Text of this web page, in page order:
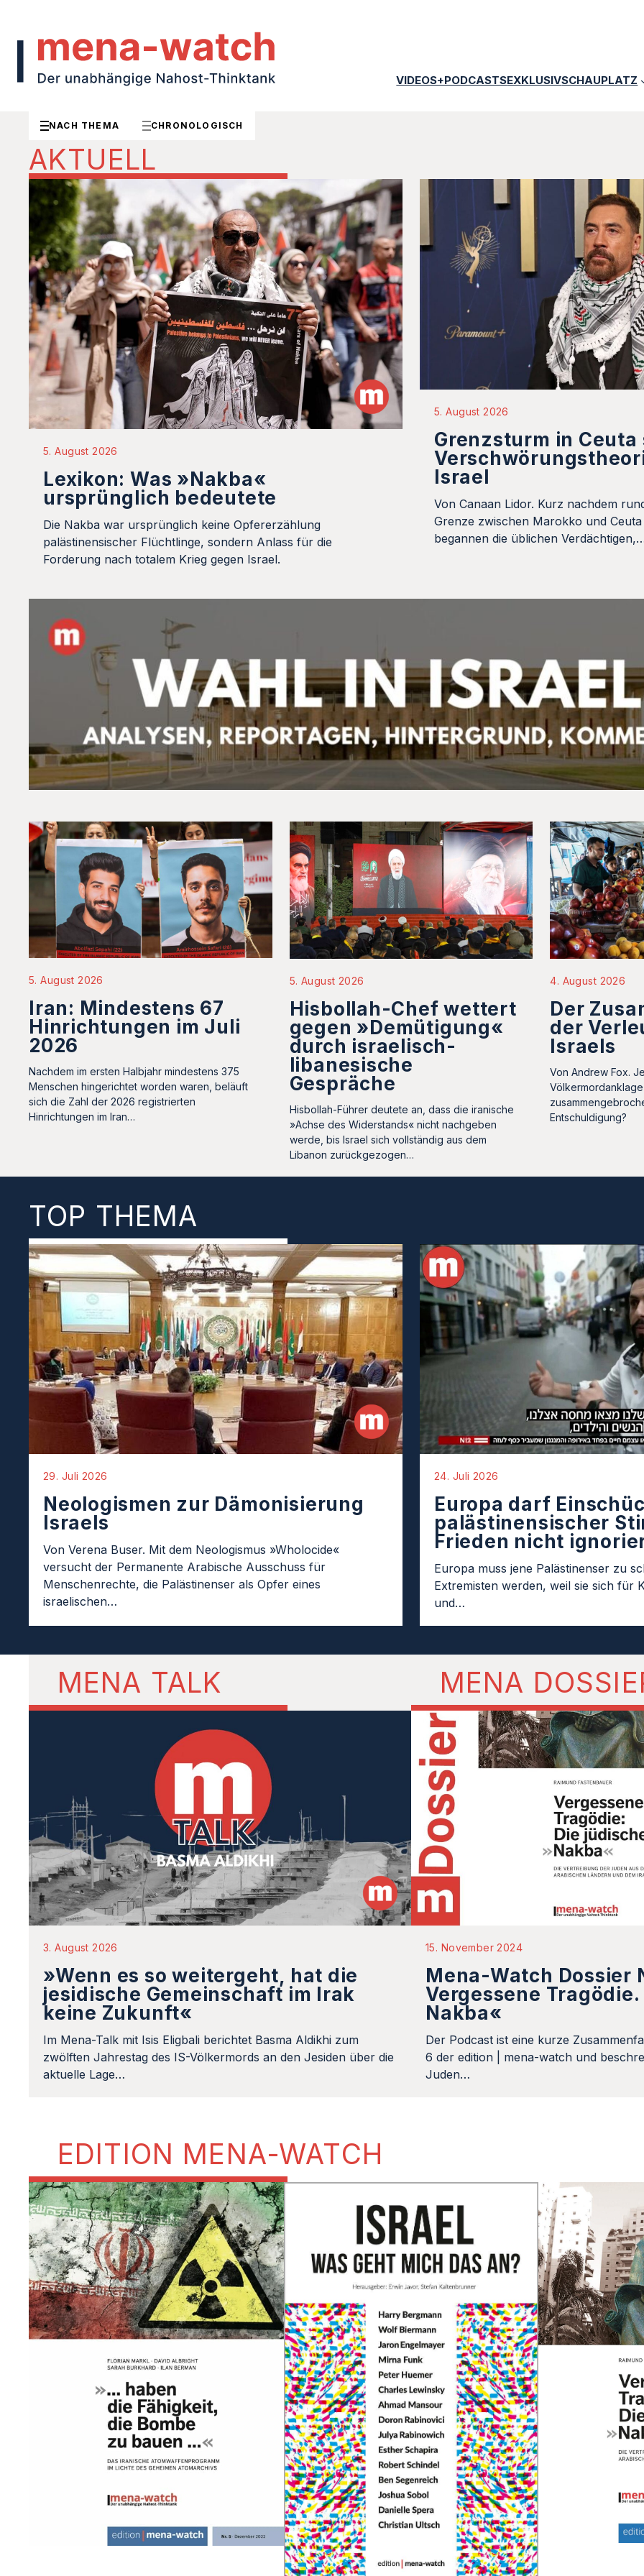
VIDEOS+PODCASTSEXKLUSIVSCHAUPLATZ
NACH THEMA CHRONOLOGISCH
AKTUELL
5. August 2026
Lexikon: Was »Nakba«
ursprünglich bedeutete
Die Nakba war ursprünglich keine Opfererzählung
palästinensischer Flüchtlinge, sondern Anlass für die
Forderung nach totalem Krieg gegen Israel.
5. August 2026
Grenzsturm in
Israel
Von Canaan Lidor. Kurz nachdem
Grenze zwischen Marokko und
begannen die üblichen
5. August 2026
Iran: Mindestens 67
Hinrichtungen im Juli
2026
Nachdem im ersten Halbjahr mindestens 375
Menschen hingerichtet worden waren, beläuft
sich die Zahl der 2026 registrierten
Hinrichtungen im Iran…
5. August 2026
Hisbollah-Chef wettert
gegen »Demütigung«
durch israelisch-
libanesische
Gespräche
Hisbollah-Führer deutete an, dass die iranische
»Achse des Widerstands« nicht nachgeben
werde, bis Israel sich vollständig aus dem
Libanon zurückgezogen…
4. August 2026
Der
der
Israels
Von Andrew Fox.
Entschuldigung?
TOP THEMA
29. Juli 2026
Neologismen zur Dämonisierung
Israels
Von Verena Buser. Mit dem Neologismus »Wholocide«
versucht der Permanente Arabische Ausschuss für
Menschenrechte, die Palästinenser als Opfer eines
israelischen…
24. Juli 2026
Europa darf
palästinensischer
Frieden nicht
Europa muss jene Palästinenser zu
Extremisten werden, weil sie sich für
und…
MENA TALK
3. August 2026
»Wenn es so weitergeht, hat die
jesidische Gemeinschaft im Irak
keine Zukunft«
Im Mena-Talk mit Isis Eligbali berichtet Basma Aldikhi zum
zwölften Jahrestag des IS-Völkermords an den Jesiden über die
aktuelle Lage…
MENA
15. November 2024
Mena-Watch Dossier
Vergessene
Nakba«
Der Podcast ist eine kurze
6 der edition | mena-watch und
Juden…
EDITION MENA-WATCH